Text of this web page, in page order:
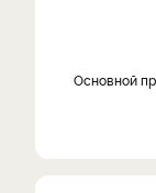
Основной